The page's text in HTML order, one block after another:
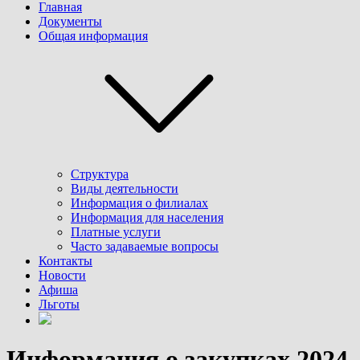
Главная
Документы
Общая информация
Структура
Виды деятельности
Информация о филиалах
Информация для населения
Платные услуги
Часто задаваемые вопросы
Контакты
Новости
Афиша
Льготы